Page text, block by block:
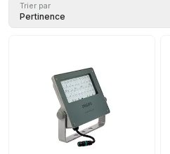
Trier par
Pertinence